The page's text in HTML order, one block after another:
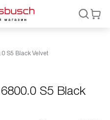
S5 Black Velvet
S5 Black